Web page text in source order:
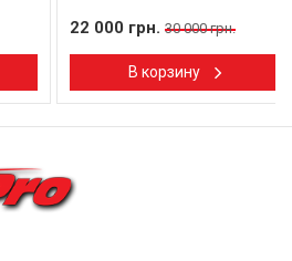
22 000 грн. 30 000 грн.
В корзину